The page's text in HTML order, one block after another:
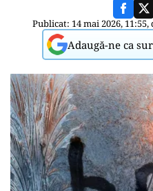
Publicat: 14 mai 2026, 11:55,
Adaugă-ne ca